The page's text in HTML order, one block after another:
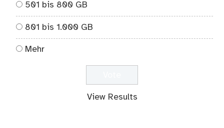
501 bis 800 GB
801 bis 1.000 GB
Mehr
View Results